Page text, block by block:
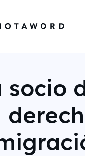
socio